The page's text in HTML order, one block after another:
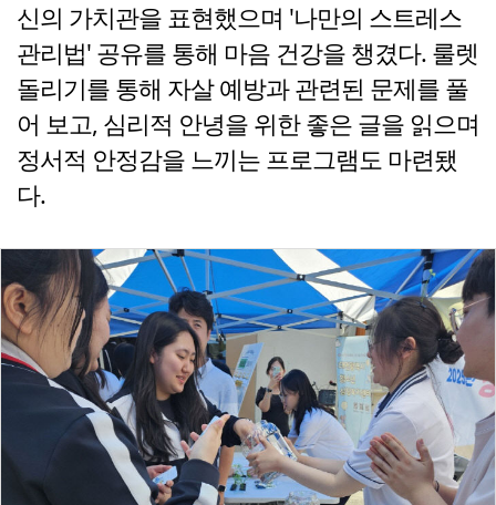
신의 가치관을 표현했으며 '나만의 스트레스
관리법' 공유를 통해 마음 건강을 챙겼다. 룰렛
돌리기를 통해 자살 예방과 관련된 문제를 풀
어 보고, 심리적 안녕을 위한 좋은 글을 읽으며
정서적 안정감을 느끼는 프로그램도 마련됐
다.